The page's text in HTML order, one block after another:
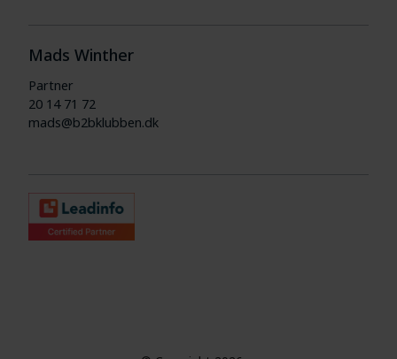
Mads Winther
Partner
20 14 71 72
mads@b2bklubben.dk